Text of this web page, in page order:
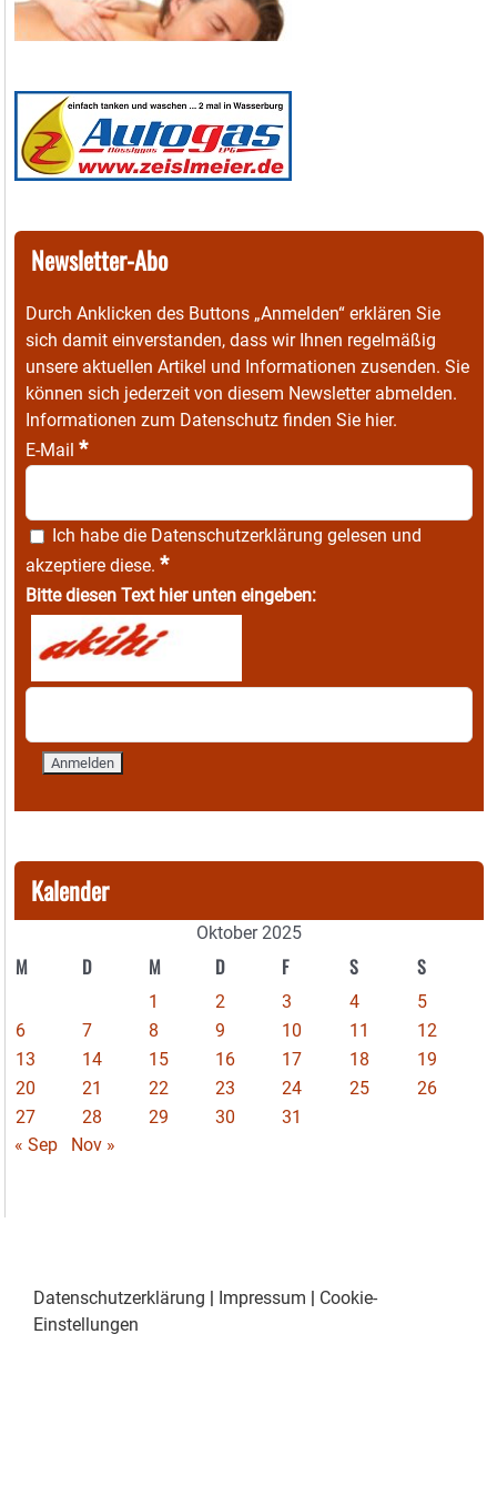
Newsletter-Abo
Durch Anklicken des Buttons „Anmelden“ erklären Sie
sich damit einverstanden, dass wir Ihnen regelmäßig
unsere aktuellen Artikel und Informationen zusenden. Sie
können sich jederzeit von diesem Newsletter abmelden.
Informationen zum Datenschutz finden Sie hier.
E-Mail *
Ich habe die Datenschutzerklärung gelesen und
akzeptiere diese. *
Bitte diesen Text hier unten eingeben:
Kalender
Oktober 2025
M D M D F S S
1 2 3 4
5
6
7 8 9 10 11
12
13
14 15 16 17 18
19
20
21 22 23 24 25
26
27
28 29 30
31
« Sep
Nov »
Datenschutzerklärung | Impressum | Cookie-
Einstellungen